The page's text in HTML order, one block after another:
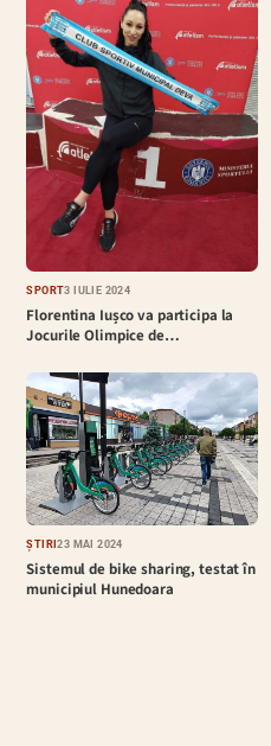
SPORT3 IULIE 2024
Florentina Iușco va participa la
Jocurile Olimpice de…
ȘTIRI23 MAI 2024
Sistemul de bike sharing, testat în
municipiul Hunedoara